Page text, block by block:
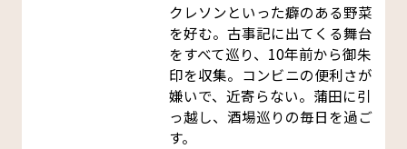
クレソンといった癖のある野菜
を好む。古事記に出てくる舞台
をすべて巡り、10年前から御朱
印を収集。コンビニの便利さが
嫌いで、近寄らない。蒲田に引
っ越し、酒場巡りの毎日を過ご
す。